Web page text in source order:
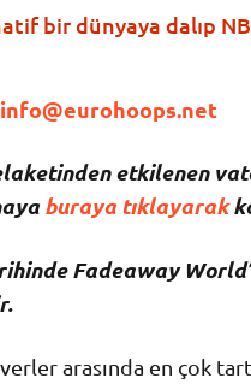
bir dünyaya dalıp
info@eurohoops.net
etkilenen
buraya tıklayarak
Fadeaway World
arasında en çok